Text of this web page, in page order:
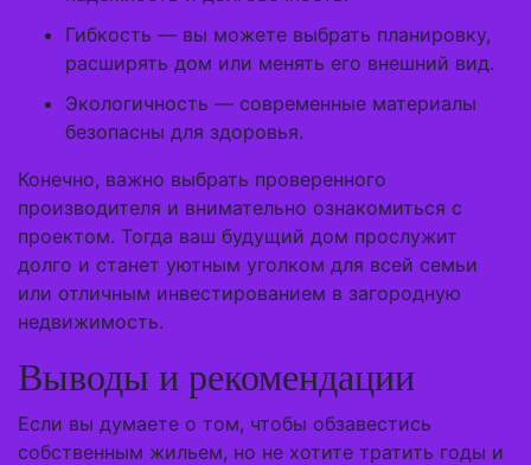
Гибкость — вы можете выбрать планировку,
расширять дом или менять его внешний вид.
Экологичность — современные материалы
безопасны для здоровья.
Конечно, важно выбрать проверенного
производителя и внимательно ознакомиться с
проектом. Тогда ваш будущий дом прослужит
долго и станет уютным уголком для всей семьи
или отличным инвестированием в загородную
недвижимость.
Выводы и рекомендации
Если вы думаете о том, чтобы обзавестись
собственным жильем, но не хотите тратить годы и